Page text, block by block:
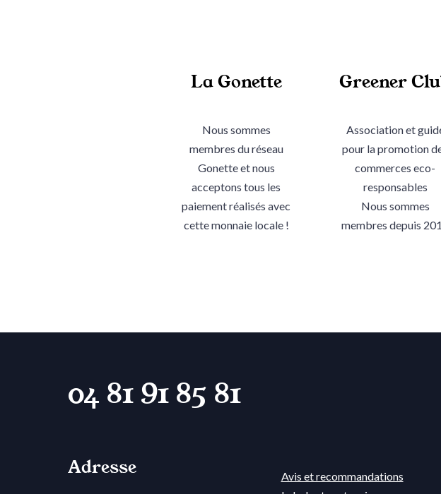
La Gonette
Nous sommes
membres du réseau
Gonette et nous
acceptons tous les
paiement réalisés avec
cette monnaie locale !
Greener
Association et
pour la promotion
commerces eco-
responsables
Nous sommes
membres depuis
04 81 91 85 81
Adresse
Avis et recommandations